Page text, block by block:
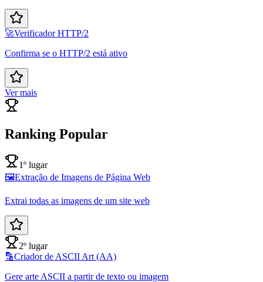
🚀Verificador HTTP/2
Confirma se o HTTP/2 está ativo
Ver mais
Ranking Popular
1º lugar
🖼️Extração de Imagens de Página Web
Extrai todas as imagens de um site web
2º lugar
🔡Criador de ASCII Art (AA)
Gere arte ASCII a partir de texto ou imagem